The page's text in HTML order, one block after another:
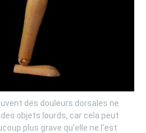
des douleurs dorsales ne
objets lourds, car cela peut
plus grave qu’elle ne l’est